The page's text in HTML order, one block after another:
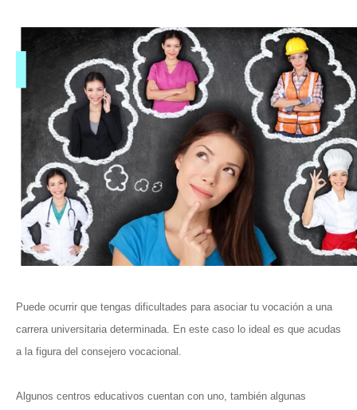
Puede ocurrir que tengas dificultades para asociar tu vocación a una
carrera universitaria determinada. En este caso lo ideal es que acudas
a la figura del consejero vocacional.
Algunos centros educativos cuentan con uno, también algunas